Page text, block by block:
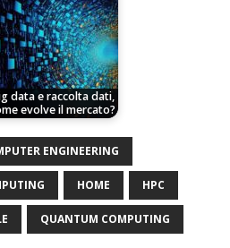
data e raccolta dati,
evolve il mercato?
ENGINEERING
HOME HPC
QUANTUM COMPUTING